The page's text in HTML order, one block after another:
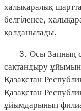
халықаралық
белгiленсе,
қолданылады.
3. Осы Заңның
сақтандыру
Қазақстан
Қазақстан
ұйымдарының